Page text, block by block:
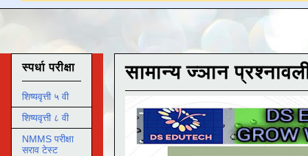
सामान्य ज्ञान
स्पर्धा परीक्षा
शिष्यवृत्ती ५ वी
शिष्यवृत्ती ८ वी
NMMS परीक्षा
सराव टेस्ट